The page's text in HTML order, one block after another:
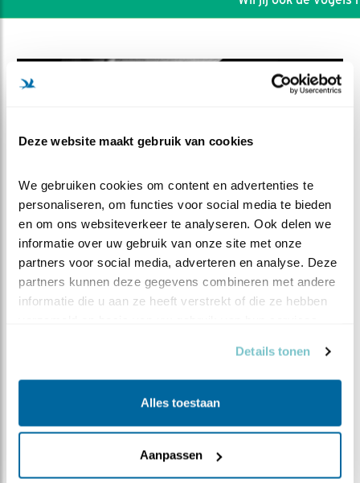
Deze website maakt gebruik van cookies
We gebruiken cookies om content en advertenties te
personaliseren, om functies voor social media te bieden
en om ons websiteverkeer te analyseren. Ook delen we
informatie over uw gebruik van onze site met onze
partners voor social media, adverteren en analyse. Deze
partners kunnen deze gegevens combineren met andere
informatie die u aan ze heeft verstrekt of die ze hebben
Details tonen
Alles toestaan
Aanpassen
DEEL DIT FILMPJE
HannahK | Geplaatst op 8 mei 2026, 18:30 |
Vind ik
leuk| Bewaar dit filmpje|
225x
Als een kuiken eenmaal de nestkast heeft verlaten
en takkeling geworden is, zullen we hem of haar
(gedurende de tijd dat we de bosuilen volgen) niet